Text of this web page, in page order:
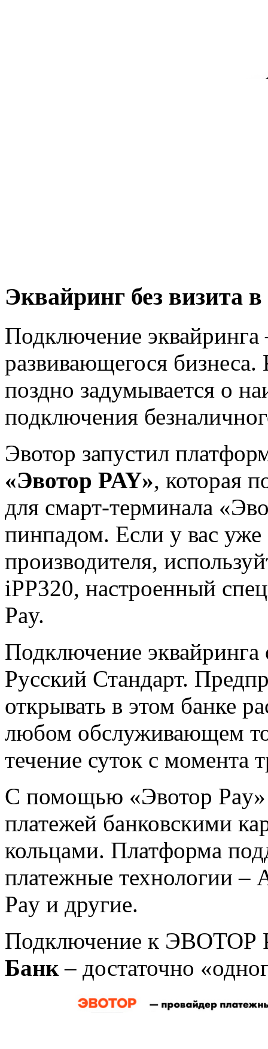
Эквайринг без визита
Подключение
развивающегося
поздно задумывается о
подключения
Эвотор запустил
«Эвотор PAY», которая
для смарт-терминала
пинпадом. Если у вас уже
производителя,
iPP320, настроенный
Pay.
Подключение эквайринга
Русский Стандарт.
открывать в этом банке
любом обслуживающем
течение суток с момента
С помощью «Эвотор
платежей банковскими
кольцами. Платформа
платежные технологии –
Pay и другие.
Подключение к ЭВОТОР
Банк – достаточно